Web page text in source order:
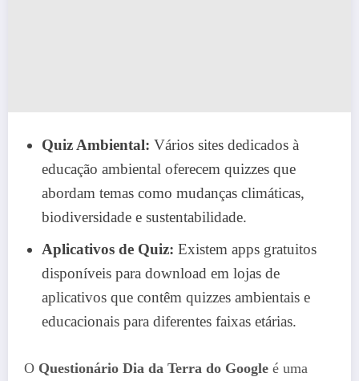
Quiz Ambiental: Vários sites dedicados à
educação ambiental oferecem quizzes que
abordam temas como mudanças climáticas,
biodiversidade e sustentabilidade.
Aplicativos de Quiz: Existem apps gratuitos
disponíveis para download em lojas de
aplicativos que contêm quizzes ambientais e
educacionais para diferentes faixas etárias.
O Questionário Dia da Terra do Google é uma